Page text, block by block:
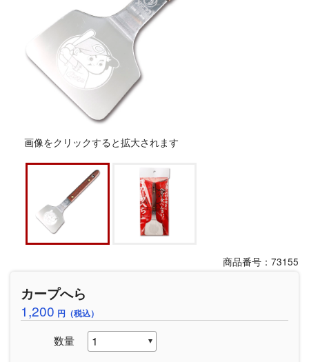
画像をクリックすると拡大されます
商品番号：73155
カープへら
1,200 円（税込）
数量